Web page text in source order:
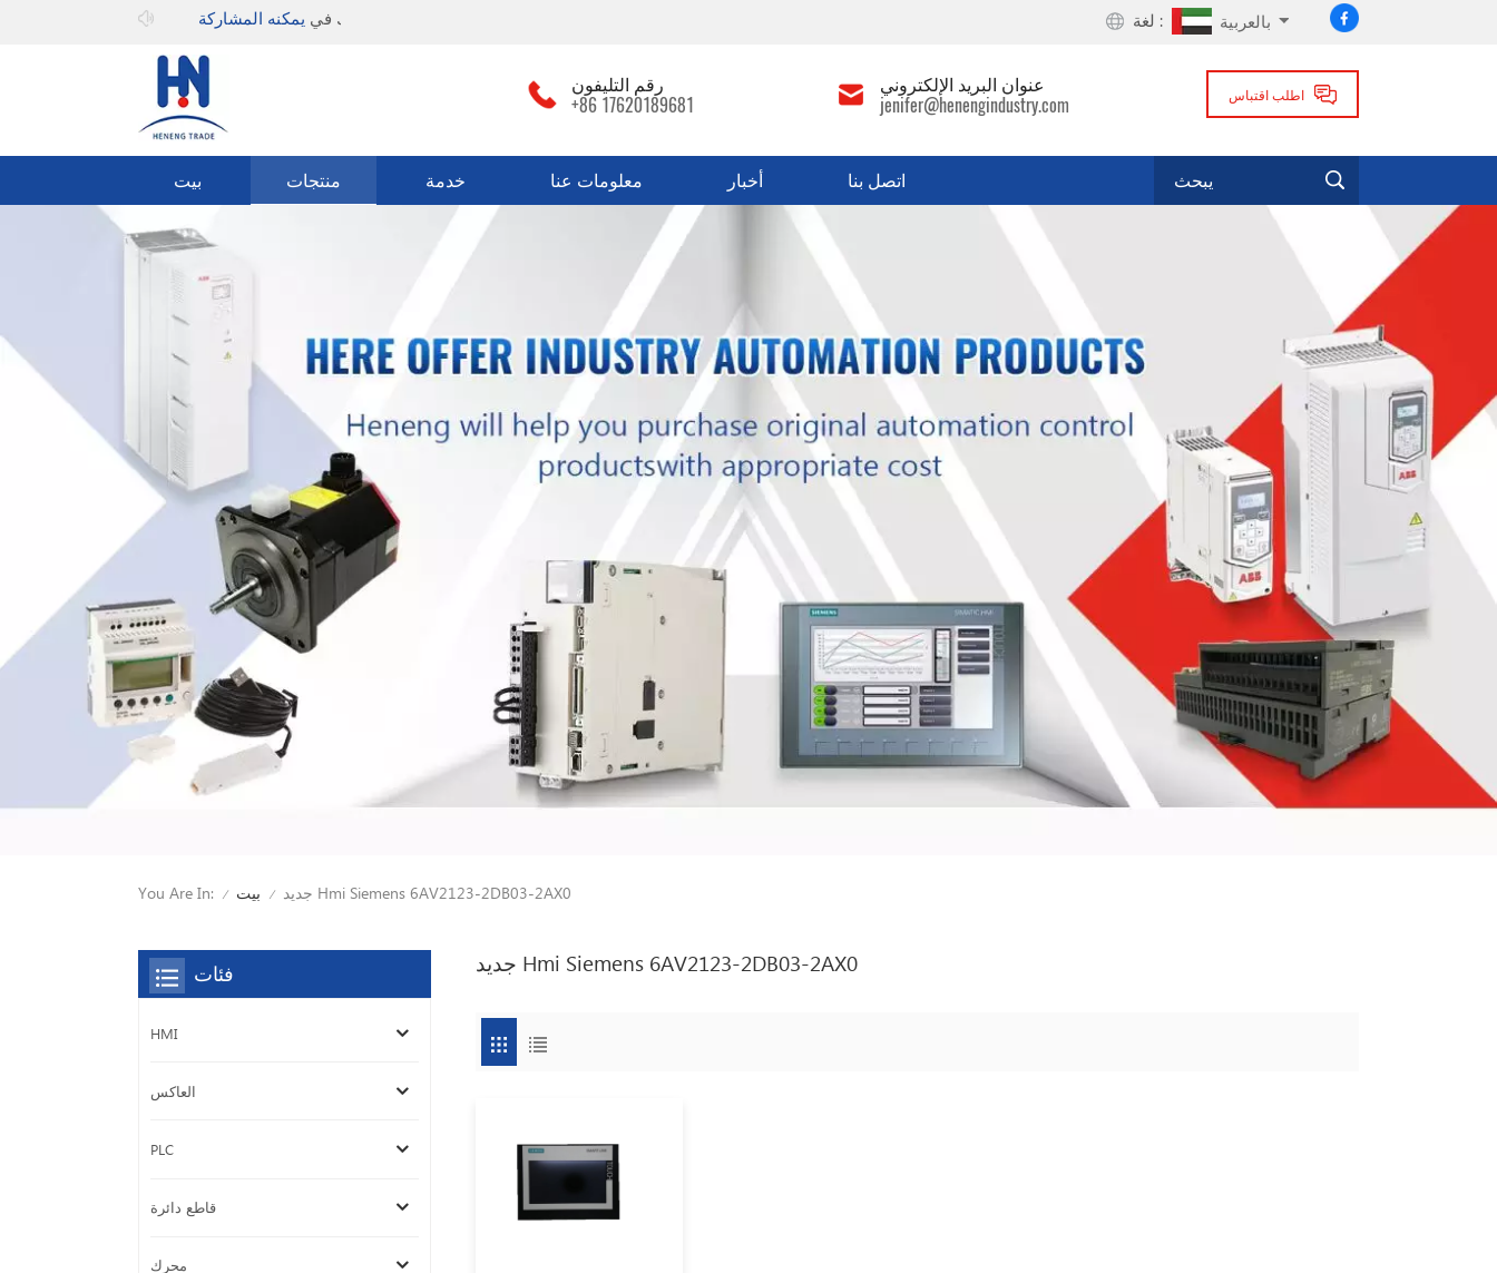
مرحبا بك فييمكنه المشاركة لغة : بالعربية
اطلب اقتباس
رقم التليفون
+86 17620189681
عنوان البريد الإلكتروني
jenifer@henengindustry.com
بيت منتجات خدمة معلومات عنا أخبار اتصل بنا
You Are In: / بيت / جديد Hmi Siemens 6AV2123-2DB03-2AX0
جديد Hmi Siemens 6AV2123-2DB03-2AX0 فئات
HMI
العاكس
PLC
قاطع دائرة
محرك